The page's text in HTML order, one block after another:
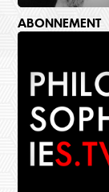
ABONNEMENT